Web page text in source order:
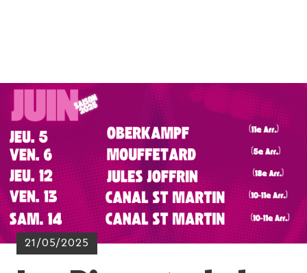
21/05/2025